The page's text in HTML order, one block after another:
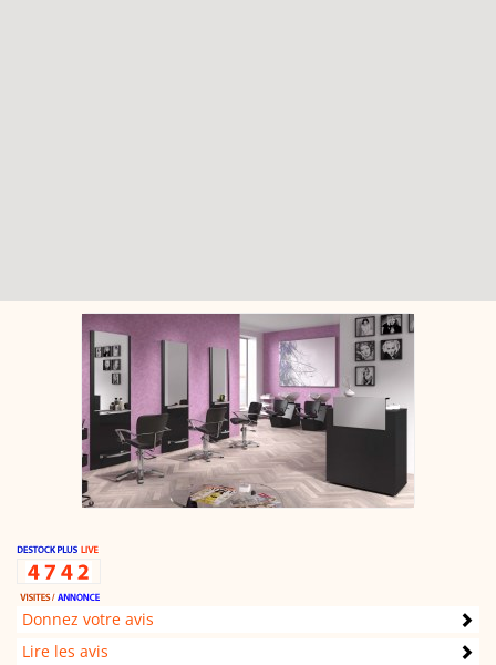
Donnez votre avis
Lire les avis